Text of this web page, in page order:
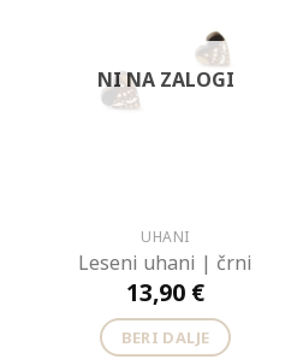
NI NA ZALOGI
UHANI
Leseni uhani | črni
13,90 €
BERI DALJE